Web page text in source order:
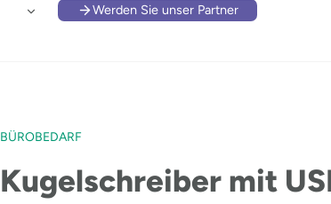
Werden Sie unser Partner
BÜROBEDARF
Kugelschreiber mit